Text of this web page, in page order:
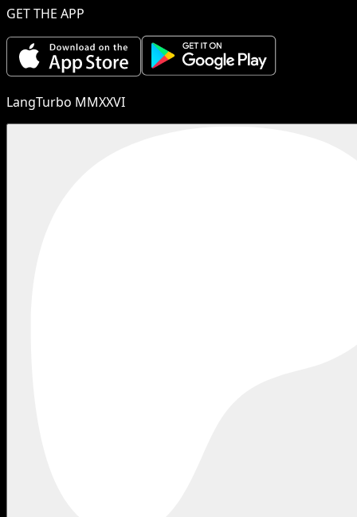
GET THE APP
LangTurbo MMXXVI